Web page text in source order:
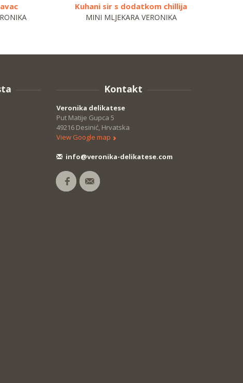
Kuhani sir s dodatkom chillija
MINI MLJEKARA VERONIKA
Kontakt
Veronika delikatese
Put Matije Gupca 5
49216 Desinić, Hrvatska
View Google map
info@veronika-delikatese.com